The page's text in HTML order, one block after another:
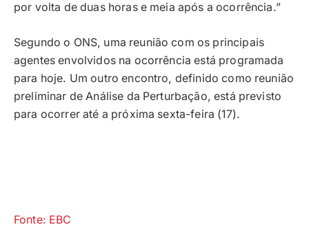
por volta de duas horas e meia após a ocorrência.”
Segundo o ONS, uma reunião com os principais
agentes envolvidos na ocorrência está programada
para hoje. Um outro encontro, definido como reunião
preliminar de Análise da Perturbação, está previsto
para ocorrer até a próxima sexta-feira (17).
Fonte: EBC